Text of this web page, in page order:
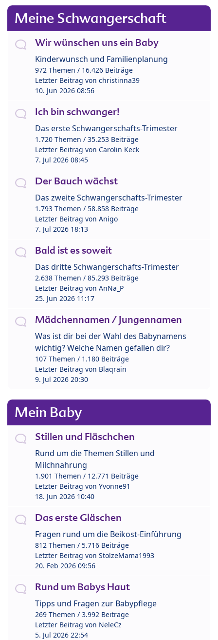
Meine Schwangerschaft
Wir wünschen uns ein Baby
Kinderwunsch und Familienplanung
972 Themen / 16.426 Beiträge
Letzter Beitrag von christinna39
10. Jun 2026 08:56
Ich bin schwanger!
Das erste Schwangerschafts-Trimester
1.720 Themen / 35.253 Beiträge
Letzter Beitrag von Carolin Keck
7. Jul 2026 08:45
Der Bauch wächst
Das zweite Schwangerschafts-Trimester
1.793 Themen / 58.858 Beiträge
Letzter Beitrag von Anigo
7. Jul 2026 18:13
Bald ist es soweit
Das dritte Schwangerschafts-Trimester
2.638 Themen / 85.293 Beiträge
Letzter Beitrag von AnNa_P
25. Jun 2026 11:17
Mädchennamen / Jungennamen
Was ist dir bei der Wahl des Babynamens
wichtig? Welche Namen gefallen dir?
107 Themen / 1.180 Beiträge
Letzter Beitrag von Blaqrain
9. Jul 2026 20:30
Mein Baby
Stillen und Fläschchen
Rund um die Themen Stillen und
Milchnahrung
1.901 Themen / 12.771 Beiträge
Letzter Beitrag von Yvonne91
18. Jun 2026 10:40
Das erste Gläschen
Fragen rund um die Beikost-Einführung
812 Themen / 5.716 Beiträge
Letzter Beitrag von StolzeMama1993
20. Feb 2026 09:56
Rund um Babys Haut
Tipps und Fragen zur Babypflege
269 Themen / 3.992 Beiträge
Letzter Beitrag von NeleCz
5. Jul 2026 22:54